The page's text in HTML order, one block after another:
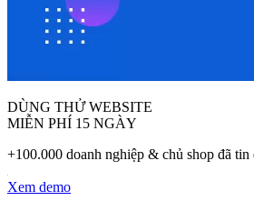
DÙNG THỬ WEBSITE
MIỄN PHÍ 15 NGÀY
+100.000 doanh nghiệp & chủ shop đã tin
Xem demo